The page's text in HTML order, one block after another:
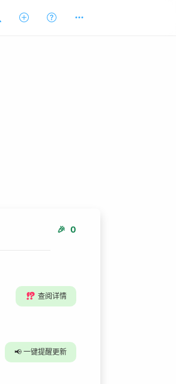
🎉 0
⁉️ 查阅详情
📢 一键提醒更新